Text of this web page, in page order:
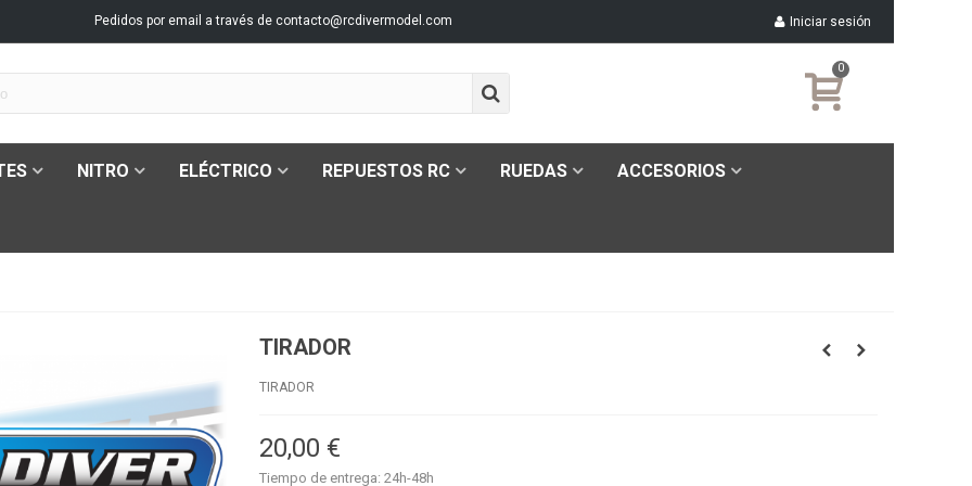
Pedidos por email a través de contacto@rcdivermodel.com Iniciar sesión
0
NITRO ELÉCTRICO REPUESTOS RC RUEDAS ACCESORIOS
TIRADOR
TIRADOR
20,00 €
Tiempo de entrega: 24h-48h